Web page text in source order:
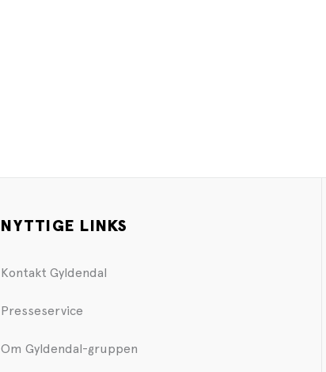
NYTTIGE LINKS
Kontakt Gyldendal
Presseservice
Om Gyldendal-gruppen